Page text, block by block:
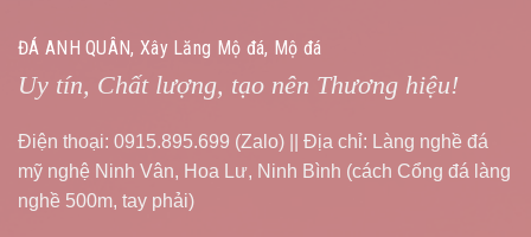
ĐÁ ANH QUÂN, Xây Lăng Mộ đá, Mộ đá
Uy tín, Chất lượng, tạo nên Thương hiệu!
Điện thoại: 0915.895.699 (Zalo) || Địa chỉ: Làng nghề đá
mỹ nghệ Ninh Vân, Hoa Lư, Ninh Bình (cách Cổng đá làng
nghề 500m, tay phải)